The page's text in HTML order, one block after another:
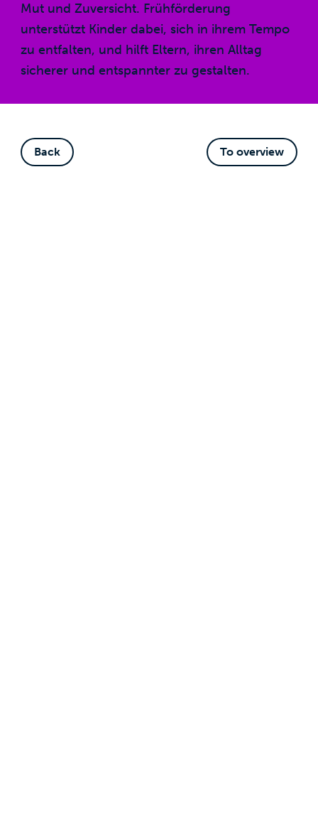
Mut und Zuversicht. Frühförderung
unterstützt Kinder dabei, sich in ihrem Tempo
zu entfalten, und hilft Eltern, ihren Alltag
sicherer und entspannter zu gestalten.
Back To overview